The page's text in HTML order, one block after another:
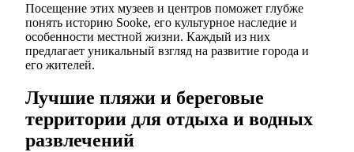
Посещение этих музеев и центров поможет глубже
понять историю Sooke, его культурное наследие и
особенности местной жизни. Каждый из них
предлагает уникальный взгляд на развитие города и
его жителей.
Лучшие пляжи и береговые
территории для отдыха и водных
развлечений